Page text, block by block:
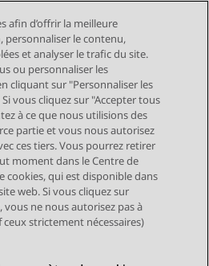
Sujet suivant
afin d’offrir la meilleure
personnaliser le contenu,
et analyser le trafic du site.
ou personnaliser les
cliquant sur "Personnaliser les
vous cliquez sur "Accepter tous
à ce que nous utilisions des
partie et vous nous autorisez
ces tiers. Vous pourrez retirer
moment dans le Centre de
cookies, qui est disponible dans
web. Si vous cliquez sur
vous ne nous autorisez pas à
ceux strictement nécessaires)